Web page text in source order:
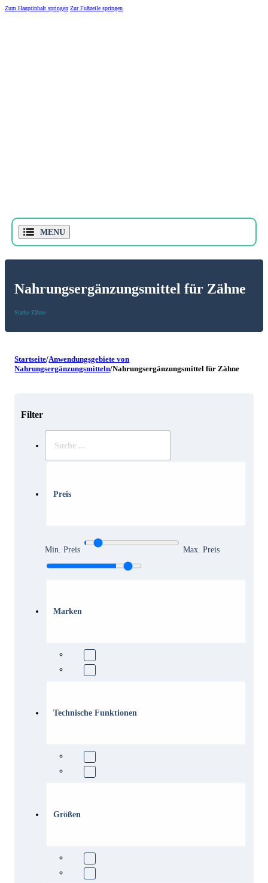
Zum Hauptinhalt springen Zur Fußzeile springen
Nahrungsergänzungsmittel für Zähne
Starke Zähne
Startseite/Anwendungsgebiete von
Nahrungsergänzungsmitteln/Nahrungsergänzungsmittel für Zähne
Filter
Suche
Preis
Min. Preis Max. Preis
Marken
Technische Funktionen
Größen